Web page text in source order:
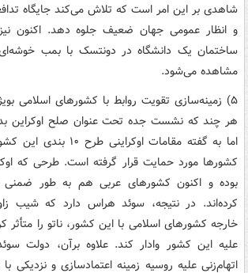
شاهدی بر این امر است که تلاش می‌کند جایگاه
و انظار عمومی جهان ضعیف جلوه دهد. اکنون
ساختمان یک دانشگاه در دونتسک با بمب
مشاهده می‌شود.
۵) زمینه‌سازی تقویت روابط با کشورهای اسلامی
هر چند که نشست جده تحت عنوان صلح اوکراین
اما به گفته مقامات
کشورها مورد حمایت قرار گرفته است. طرحی که
بوده و اکنون کشورهای عربی هم به طور ضمنی
کرده‌اند. در نتیجه، سوئد هراس دارد که شیب
خارجه کشورهای اسلامی با این کشور، ناتو را متأثر
علیه این کشور وادار کند. علاوه برآن، دولت
اتهام‌زنی علیه روسیه زمینه اعتمادسازی و نزدیکی با